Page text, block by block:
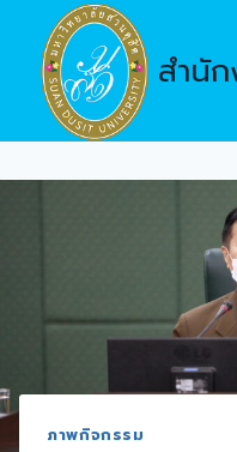
content
สำนั
ภาพกิจกรรม